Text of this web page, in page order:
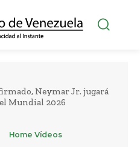
Neymar Jr. jugará
Mundial 2026
Home Vídeos